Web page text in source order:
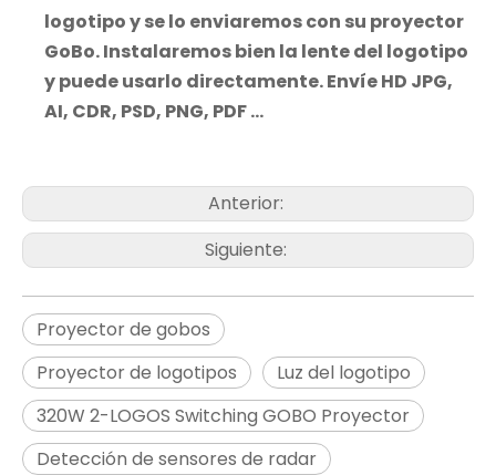
logotipo y se lo enviaremos con su proyector
GoBo. Instalaremos bien la lente del logotipo
y puede usarlo directamente. Envíe HD JPG,
AI, CDR, PSD, PNG, PDF ...
Anterior:
Siguiente:
Proyector de gobos
Proyector de logotipos
Luz del logotipo
320W 2-LOGOS Switching GOBO Proyector
Detección de sensores de radar